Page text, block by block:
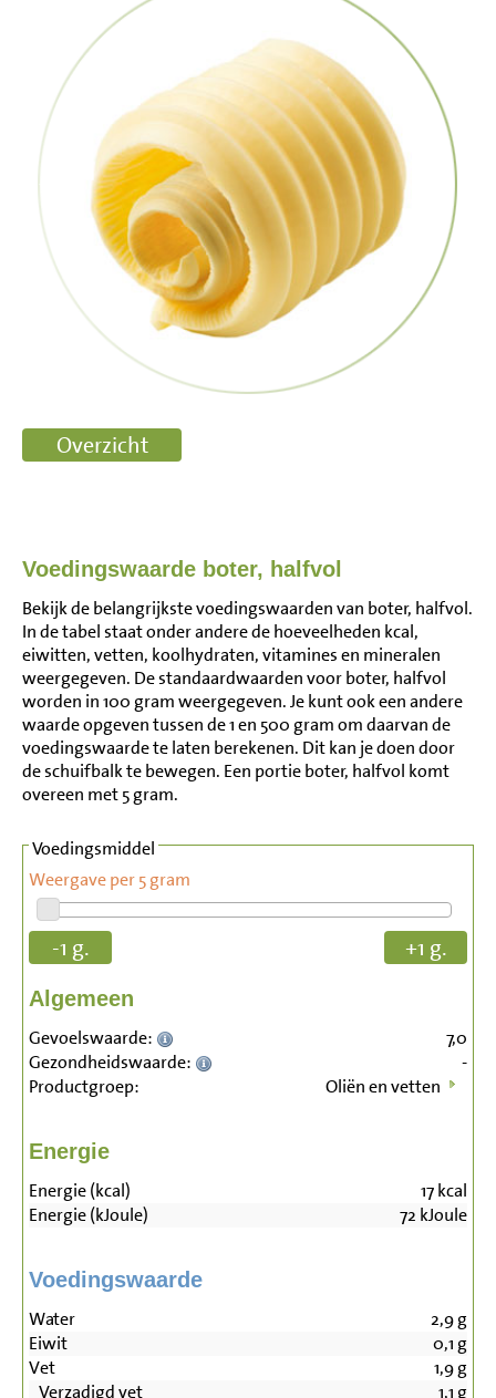
Voedingswaarde boter, halfvol
Bekijk de belangrijkste voedingswaarden van boter, halfvol.
In de tabel staat onder andere de hoeveelheden kcal,
eiwitten, vetten, koolhydraten, vitamines en mineralen
weergegeven. De standaardwaarden voor boter, halfvol
worden in 100 gram weergegeven. Je kunt ook een andere
waarde opgeven tussen de 1 en 500 gram om daarvan de
voedingswaarde te laten berekenen. Dit kan je doen door
de schuifbalk te bewegen. Een portie boter, halfvol komt
overeen met 5 gram.
Voedingsmiddel
Weergave per 5 gram
-1 g. +1 g.
Algemeen
Gevoelswaarde:
7,0
Gezondheidswaarde:
-
Productgroep:
Oliën en vetten
Energie
Energie (kcal) 17kcal
Energie (kJoule)
72 kJoule
Voedingswaarde
Water 2,9g
Eiwit
0,1 g
Vet
1,9g
Verzadigd vet
1,1 g